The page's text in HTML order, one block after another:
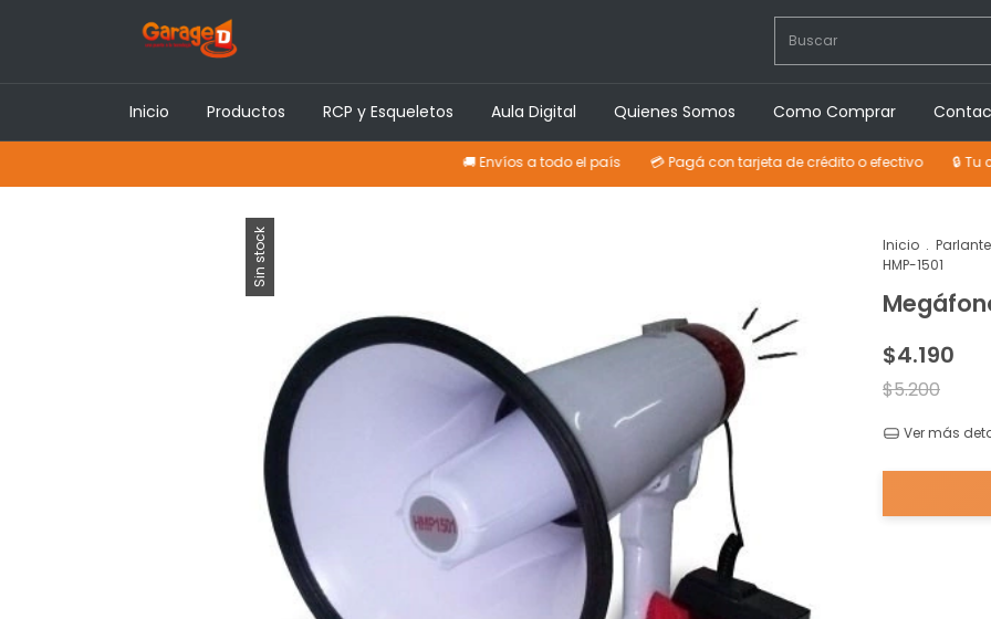
Inicio Productos RCP y Esqueletos Aula Digital Quienes Somos Como Comprar
🚚 Envíos a todo el país 💳 Pagá con tarjeta de crédito o efectivo 🔒 Tu compra
Sin stock Inicio .
HMP-1501
$4.190
$5.200
Ver más